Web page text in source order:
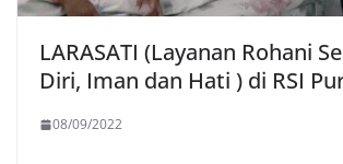
LARASATI (Layanan Rohani
Diri, Iman dan Hati ) di RSI
08/09/2022